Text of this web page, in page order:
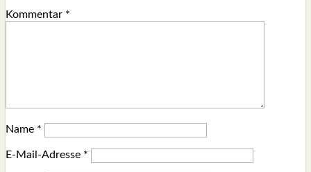
Kommentar *
Name *
E-Mail-Adresse *